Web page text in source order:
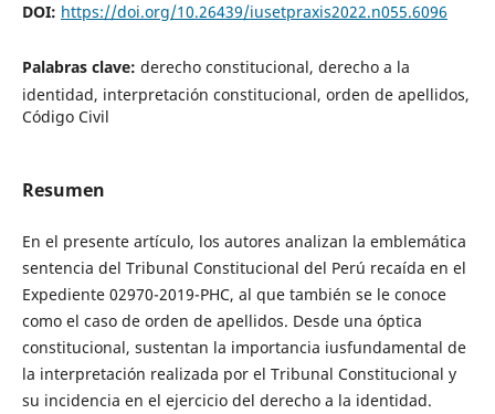
DOI: https://doi.org/10.26439/iusetpraxis2022.n055.6096
Palabras clave: derecho constitucional, derecho a la
identidad, interpretación constitucional, orden de apellidos,
Código Civil
Resumen
En el presente artículo, los autores analizan la emblemática
sentencia del Tribunal Constitucional del Perú recaída en el
Expediente 02970-2019-PHC, al que también se le conoce
como el caso de orden de apellidos. Desde una óptica
constitucional, sustentan la importancia iusfundamental de
la interpretación realizada por el Tribunal Constitucional y
su incidencia en el ejercicio del derecho a la identidad.